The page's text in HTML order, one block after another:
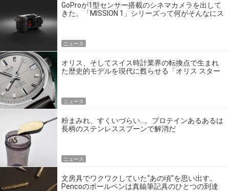
GoProが1型センサー搭載のシネマカメラを出して
きた。「MISSION 1」シリーズって何がそんなにス
ニュース
オリス、そしてスイス時計業界の転換点で生まれ
た歴史的モデルを現代に甦らせる「オリス スター
ニュース
粉まみれ、すくいづらい…。プロテインあるあるは
長柄のステンレススプーンで解消だ
ニュース
文房具でワクワクしていた“あの頃”を思い出す。
Pencoのボールペンは真鍮筆記具のひとつの到達